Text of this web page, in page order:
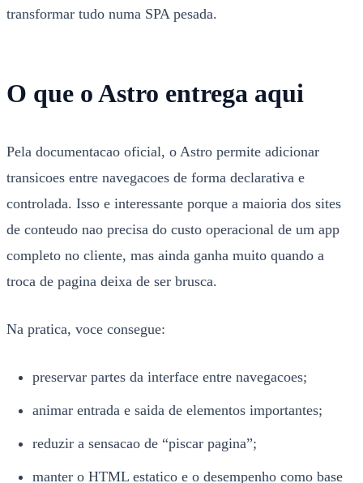
transformar tudo numa SPA pesada.
O que o Astro entrega aqui
Pela documentacao oficial, o Astro permite adicionar
transicoes entre navegacoes de forma declarativa e
controlada. Isso e interessante porque a maioria dos sites
de conteudo nao precisa do custo operacional de um app
completo no cliente, mas ainda ganha muito quando a
troca de pagina deixa de ser brusca.
Na pratica, voce consegue:
preservar partes da interface entre navegacoes;
animar entrada e saida de elementos importantes;
reduzir a sensacao de “piscar pagina”;
manter o HTML estatico e o desempenho como base